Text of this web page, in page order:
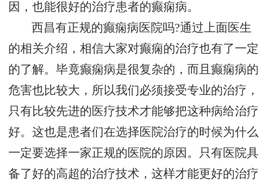
因，也能很好的治疗患者的癫痫病。
西昌有正规的癫痫病医院吗?通过上面医生
的相关介绍，相信大家对癫痫的治疗也有了一定
的了解。毕竟癫痫病是很复杂的，而且癫痫病的
危害也比较大，所以我们必须接受专业的治疗，
只有比较先进的医疗技术才能够把这种病给治疗
好。这也是患者们在选择医院治疗的时候为什么
一定要选择一家正规的医院的原因。只有医院具
备了好的高超的治疗技术，这样才能更好的治疗